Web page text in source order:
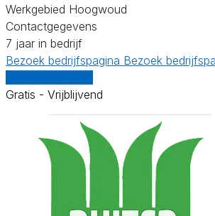
Werkgebied Hoogwoud
Contactgegevens
7 jaar in bedrijf
Bezoek bedrijfspagina Bezoek
Gratis - Vrijblijvend